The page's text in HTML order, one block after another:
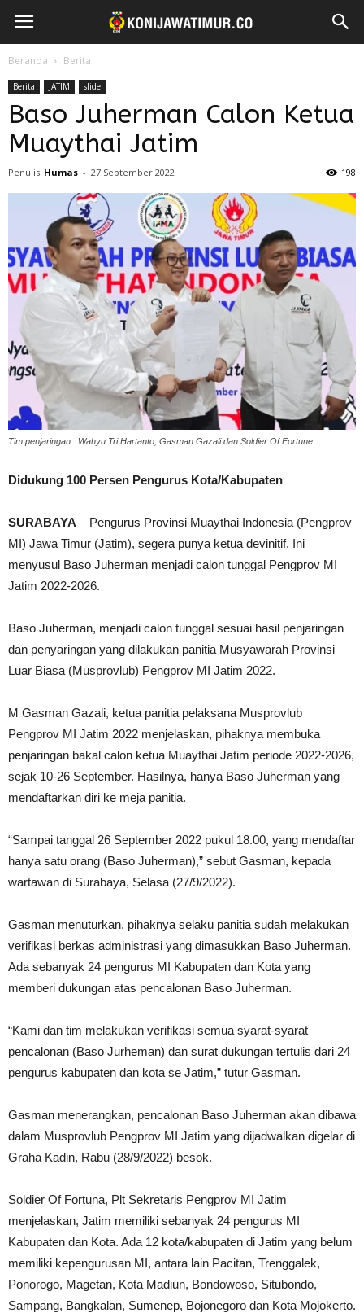
Beranda Berita
Berita JATIM slide
Baso Juherman Calon Ketua
Muaythai Jatim
Penulis Humas - 27 September 2022 198
Tim penjaringan : Wahyu Tri Hartanto, Gasman Gazali dan Soldier Of Fortune
Didukung 100 Persen Pengurus Kota/Kabupaten
SURABAYA – Pengurus Provinsi Muaythai Indonesia (Pengprov
MI) Jawa Timur (Jatim), segera punya ketua devinitif. Ini
menyusul Baso Juherman menjadi calon tunggal Pengprov MI
Jatim 2022-2026.
Baso Juherman, menjadi calon tunggal sesuai hasil penjaringan
dan penyaringan yang dilakukan panitia Musyawarah Provinsi
Luar Biasa (Musprovlub) Pengprov MI Jatim 2022.
M Gasman Gazali, ketua panitia pelaksana Musprovlub
Pengprov MI Jatim 2022 menjelaskan, pihaknya membuka
penjaringan bakal calon ketua Muaythai Jatim periode 2022-2026,
sejak 10-26 September. Hasilnya, hanya Baso Juherman yang
mendaftarkan diri ke meja panitia.
“Sampai tanggal 26 September 2022 pukul 18.00, yang mendaftar
hanya satu orang (Baso Juherman),” sebut Gasman, kepada
wartawan di Surabaya, Selasa (27/9/2022).
Gasman menuturkan, pihaknya selaku panitia sudah melakukan
verifikasi berkas administrasi yang dimasukkan Baso Juherman.
Ada sebanyak 24 pengurus MI Kabupaten dan Kota yang
memberi dukungan atas pencalonan Baso Juherman.
“Kami dan tim melakukan verifikasi semua syarat-syarat
pencalonan (Baso Jurheman) dan surat dukungan tertulis dari 24
pengurus kabupaten dan kota se Jatim,” tutur Gasman.
Gasman menerangkan, pencalonan Baso Juherman akan dibawa
dalam Musprovlub Pengprov MI Jatim yang dijadwalkan digelar di
Graha Kadin, Rabu (28/9/2022) besok.
Soldier Of Fortuna, Plt Sekretaris Pengprov MI Jatim
menjelaskan, Jatim memiliki sebanyak 24 pengurus MI
Kabupaten dan Kota. Ada 12 kota/kabupaten di Jatim yang belum
memiliki kepengurusan MI, antara lain Pacitan, Trenggalek,
Ponorogo, Magetan, Kota Madiun, Bondowoso, Situbondo,
Sampang, Bangkalan, Sumenep, Bojonegoro dan Kota Mojokerto.